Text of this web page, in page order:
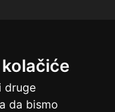
druge
da bismo